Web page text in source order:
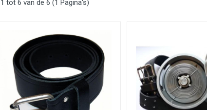
1 tot 6 van de 6 (1 Pagina's)